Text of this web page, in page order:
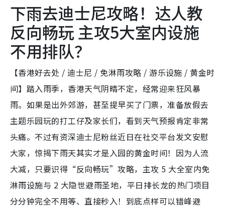
下雨去迪士尼攻略！达人教
反向畅玩 主攻5大室内设施
不用排队？
【香港好去处 / 迪士尼 / 免淋雨攻略 / 游乐设施 / 黄金时
间】踏入雨季，香港天气阴晴不定，经常迎来狂风暴
雨。如果是出外郊游，甚至提早买了门票，准备放假去
主题乐园玩的打工仔及家长们，看到天气预报肯定非常
头痛。不过有资深迪士尼粉丝近日在社交平台发文安慰
大家，惊揭下雨天其实才是入园的黄金时间！因为人流
大减，只要识得“反向畅玩”攻略，主攻 5 大全室内免
淋雨设施与 2 大隐世避雨圣地，平日排长龙的热门项目
分分钟完全不用等、直接秒入！到底点样可以错峰避